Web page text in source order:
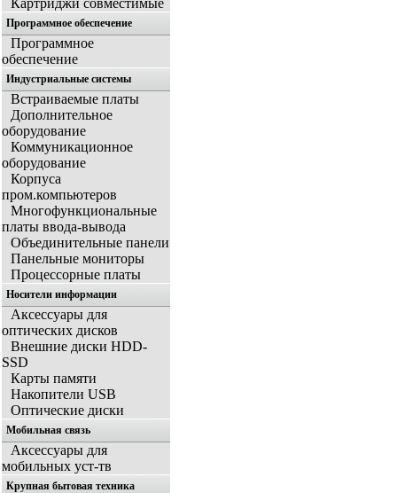
Программное обеспечение
Программное
обеспечение
Индустриальные системы
Встраиваемые платы
Дополнительное
оборудование
Коммуникационное
оборудование
Корпуса
пром.компьютеров
Многофункциональные
платы ввода-вывода
Объединительные панели
Панельные мониторы
Процессорные платы
Носители информации
Аксессуары для
оптических дисков
Внешние диски HDD-
SSD
Карты памяти
Накопители USB
Оптические диски
Мобильная связь
Аксессуары для
мобильных уст-тв
Крупная бытовая техника